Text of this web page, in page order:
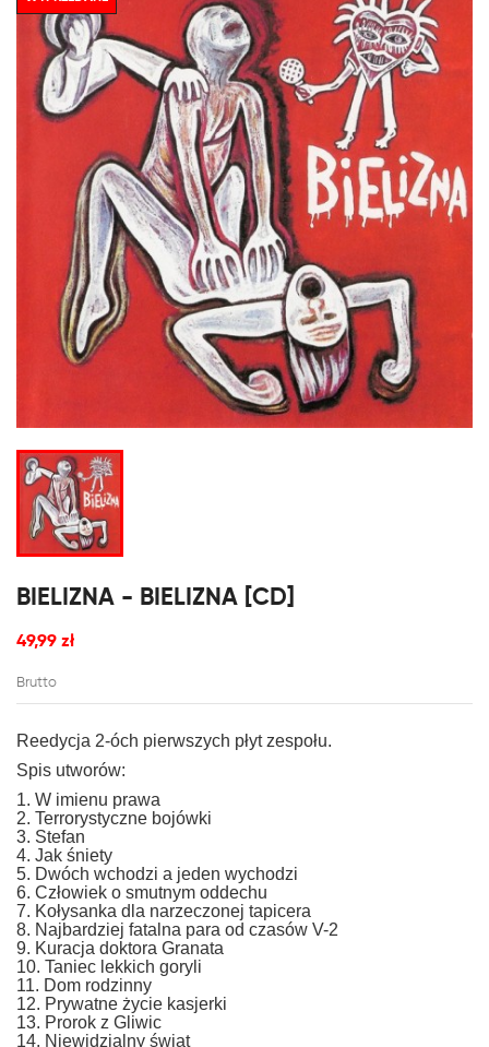
BIELIZNA - BIELIZNA [CD]
49,99 zł
Brutto
Reedycja 2-óch pierwszych płyt zespołu.
Spis utworów:
1. W imienu prawa
2. Terrorystyczne bojówki
3. Stefan
4. Jak śniety
5. Dwóch wchodzi a jeden wychodzi
6. Człowiek o smutnym oddechu
7. Kołysanka dla narzeczonej tapicera
8. Najbardziej fatalna para od czasów V-2
9. Kuracja doktora Granata
10. Taniec lekkich goryli
11. Dom rodzinny
12. Prywatne życie kasjerki
13. Prorok z Gliwic
14. Niewidzialny świat